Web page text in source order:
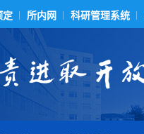
定 所内网 科研管理系统